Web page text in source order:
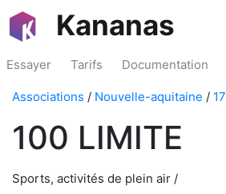
Kananas
Essayer Tarifs Documentation
Associations / Nouvelle-aquitaine / 17
100 LIMITE
Sports, activités de plein air /